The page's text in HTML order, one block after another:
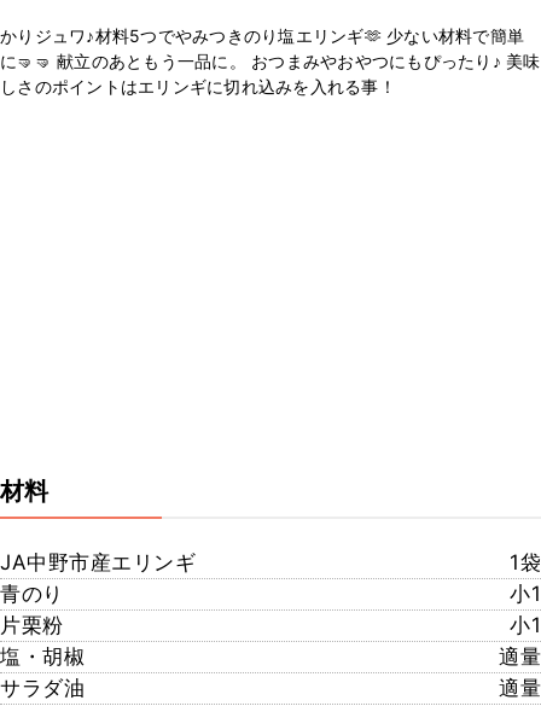
かりジュワ♪材料5つでやみつきのり塩エリンギ🫶 少ない材料で簡単
に🤜🤜 献立のあともう一品に。 おつまみやおやつにもぴったり♪ 美味
しさのポイントはエリンギに切れ込みを入れる事！
材料
JA中野市産エリンギ
1袋
青のり
小1
片栗粉
小1
塩・胡椒
適量
サラダ油
適量